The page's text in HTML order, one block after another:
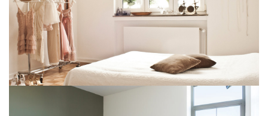
PURMO Plan Ventil Compact